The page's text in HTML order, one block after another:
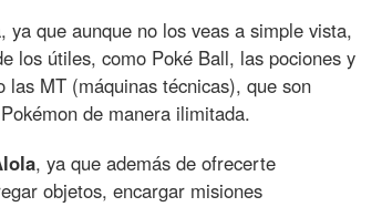
ya que aunque no los veas a simple vista,
los útiles, como Poké Ball, las pociones y
MT (máquinas técnicas), que son
de manera ilimitada.
, ya que además de ofrecerte
objetos, encargar misiones